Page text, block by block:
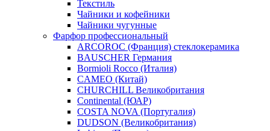
Текстиль
Чайники и кофейники
Чайники чугунные
Фарфор профессиональный
ARCOROC (Франция) стеклокерамика
BAUSCHER Германия
Bormioli Rocco (Италия)
CAMEO (Китай)
CHURCHILL Великобритания
Continental (ЮАР)
COSTA NOVA (Португалия)
DUDSON (Великобритания)